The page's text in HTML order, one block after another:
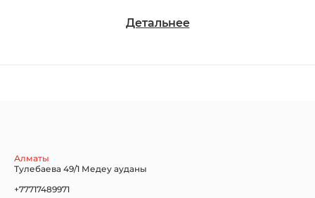
Детальнее
Алматы
Тулебаева 49/1 Медеу ауданы
+77717489971